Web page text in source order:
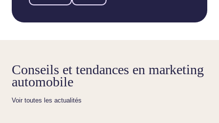
Conseils et tendances en marketing
automobile
Voir toutes les actualités